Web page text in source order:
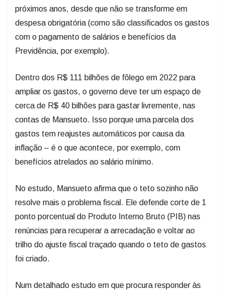
próximos anos, desde que não se transforme em
despesa obrigatória (como são classificados os gastos
com o pagamento de salários e benefícios da
Previdência, por exemplo).
Dentro dos R$ 111 bilhões de fôlego em 2022 para
ampliar os gastos, o governo deve ter um espaço de
cerca de R$ 40 bilhões para gastar livremente, nas
contas de Mansueto. Isso porque uma parcela dos
gastos tem reajustes automáticos por causa da
inflação – é o que acontece, por exemplo, com
benefícios atrelados ao salário mínimo.
No estudo, Mansueto afirma que o teto sozinho não
resolve mais o problema fiscal. Ele defende corte de 1
ponto porcentual do Produto Interno Bruto (PIB) nas
renúncias para recuperar a arrecadação e voltar ao
trilho do ajuste fiscal traçado quando o teto de gastos
foi criado.
Num detalhado estudo em que procura responder às